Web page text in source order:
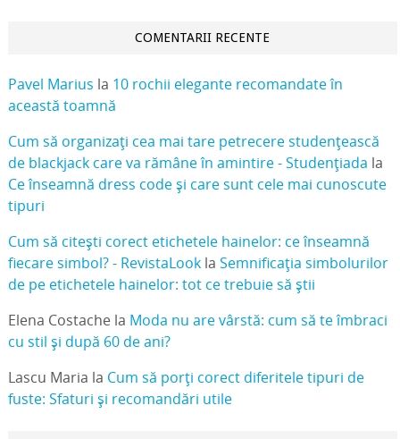
COMENTARII RECENTE
Pavel Marius la 10 rochii elegante recomandate în
această toamnă
Cum să organizați cea mai tare petrecere studențească
de blackjack care va rămâne în amintire - Studențiada la
Ce înseamnă dress code și care sunt cele mai cunoscute
tipuri
Cum să citești corect etichetele hainelor: ce înseamnă
fiecare simbol? - RevistaLookla Semnificația simbolurilor
de pe etichetele hainelor: tot ce trebuie să știi
Elena Costachela Moda nu are vârstă: cum să te îmbraci
cu stil și după 60 de ani?
Lascu Maria la Cum să porți corect diferitele tipuri de
fuste: Sfaturi și recomandări utile